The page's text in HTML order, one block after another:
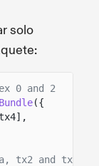
solo
0 and 2
({
tx2 and tx4